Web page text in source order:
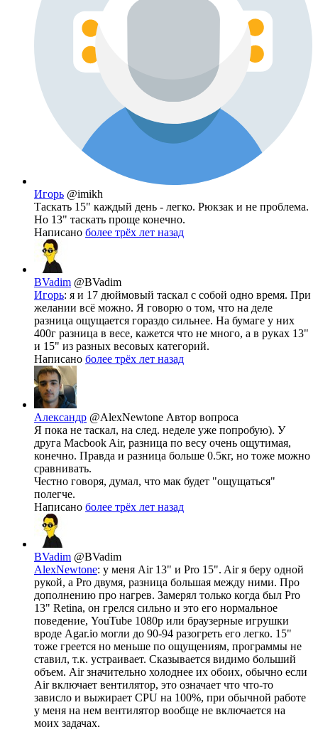
Игорь @imikh
Таскать 15" каждый день - легко. Рюкзак и не проблема.
Но 13" таскать проще конечно.
Написано более трёх лет назад
BVadim @BVadim
Игорь: я и 17 дюймовый таскал с собой одно время. При
желании всё можно. Я говорю о том, что на деле
разница ощущается гораздо сильнее. На бумаге у них
400г разница в весе, кажется что не много, а в руках 13"
и 15" из разных весовых категорий.
Написано более трёх лет назад
Александр @AlexNewtone Автор вопроса
Я пока не таскал, на след. неделе уже попробую). У
друга Macbook Air, разница по весу очень ощутимая,
конечно. Правда и разница больше 0.5кг, но тоже можно
сравнивать.
Честно говоря, думал, что мак будет "ощущаться"
полегче.
Написано более трёх лет назад
BVadim @BVadim
AlexNewtone: у меня Air 13" и Pro 15". Air я беру одной
рукой, а Pro двумя, разница большая между ними. Про
дополнению про нагрев. Замерял только когда был Pro
13" Retina, он грелся сильно и это его нормальное
поведение, YouTube 1080p или браузерные игрушки
вроде Agar.io могли до 90-94 разогреть его легко. 15"
тоже греется но меньше по ощущениям, программы не
ставил, т.к. устраивает. Сказывается видимо больший
объем. Air значительно холоднее их обоих, обычно если
Air включает вентилятор, это означает что что-то
зависло и выжирает CPU на 100%, при обычной работе
у меня на нем вентилятор вообще не включается на
моих задачах.